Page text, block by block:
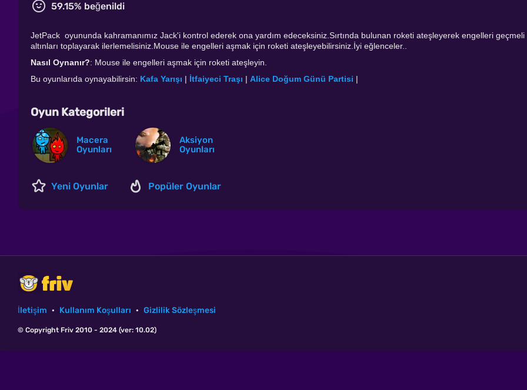
59.15% beğenildi
JetPack oyununda kahramanımız Jack'i kontrol ederek ona yardım edeceksiniz.Sırtında bulunan roketi ateşleyerek engelleri geçmeli
altınları toplayarak ilerlemelisiniz.Mouse ile engelleri aşmak için roketi ateşleyebilirsiniz.İyi eğlenceler..
Nasıl Oynanır?: Mouse ile engelleri aşmak için roketi ateşleyin.
Bu oyunlarıda oynayabilirsin: Kafa Yarışı | İtfaiyeci Traşı | Alice Doğum Günü Partisi |
Oyun Kategorileri
Macera
Oyunları
Aksiyon
Oyunları
Yeni Oyunlar Popüler Oyunlar
İletişim · Kullanım Koşulları · Gizlilik Sözleşmesi
© Copyright Friv 2010 - 2024 (ver: 10.02)